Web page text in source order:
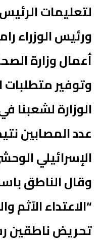
لتعليمات
ورئيس الوزراء
أعمال وزارة
وتوفير متطلبات
الوزارة لشعبنا
عدد المصابين
الإسرائيلي
وقال الناطق
“الاعتداء الآثم
تحريض ناطقين